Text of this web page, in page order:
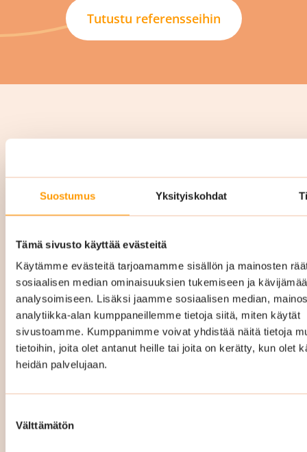
Suostumus Yksityiskohdat
Tämä sivusto käyttää evästeitä
Käytämme evästeitä tarjoamamme sisällön ja mainosten
sosiaalisen median ominaisuuksien tukemiseen ja
analysoimiseen. Lisäksi jaamme sosiaalisen median,
analytiikka-alan kumppaneillemme tietoja siitä, miten käytät
sivustoamme. Kumppanimme voivat yhdistää näitä tietoja
tietoihin, joita olet antanut heille tai joita on kerätty, kun olet
heidän palvelujaan.
valinta
Välttämätön
Tutustu referensseihin
Yrityssiivous Naantali hinta
riippuen mm. siivottavan kohteen pinta-alasta,
siivouskertojen määrästä ja millainen
palvelukokonaisuus teille räätälöidään. Hintaan
sisältyy kaikki tarvittavat siivousvälineet ja -
aineet.
Räätälöimme täysin teidän tarpeitanne ja
määräytyy sitten sen mukaan. Hintamme ovat